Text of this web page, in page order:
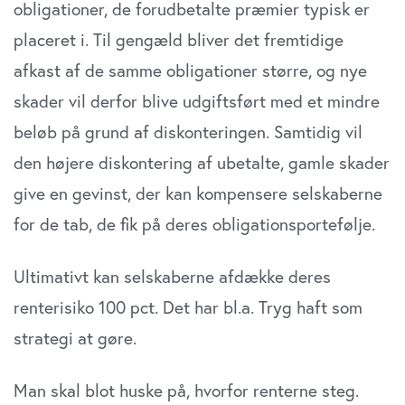
samtykker til vores cookies, hvis du fortsætter med at
anvende vores hjemmeside.
obligationer, de for­udbetalte præmier typisk er
placeret i. Til gengæld bliver det fremtidige
afkast af de samme obligationer større, og nye
skader vil derfor blive udgiftsført med et mindre
beløb på grund af diskonteringen. Samtidig vil
den højere di­skontering af ubetalte, gamle skader
give en gevinst, der kan kompensere selskaberne
for de tab, de fik på deres obligationsportefølje.
Ultimativt kan selskaberne afdække deres
renterisiko 100 pct. Det har bl.a. Tryg haft som
strategi at gøre.
Man skal blot huske på, hvorfor renterne steg.